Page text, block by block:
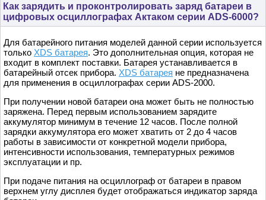
Как зарядить и проконтролировать заряд батареи в
цифровых осциллографах Актаком серии ADS-6000?
Для батарейного питания моделей данной серии используется
только XDS батарея. Это дополнительная опция, которая не
входит в комплект поставки. Батарея устанавливается в
батарейный отсек прибора. XDS батарея не предназначена
для применения в осциллографах серии ADS-2000.
При получении новой батареи она может быть не полностью
заряжена. Перед первым использованием зарядите
аккумулятор минимум в течение 12 часов. После полной
зарядки аккумулятора его может хватить от 2 до 4 часов
работы в зависимости от конкретной модели прибора,
интенсивности использования, температурных режимов
эксплуатации и пр.
При подаче питания на осциллограф от батареи в правом
верхнем углу дисплея будет отображаться индикатор заряда